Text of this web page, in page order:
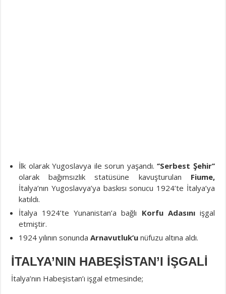
İlk olarak Yugoslavya ile sorun yaşandı.‘’Serbest Şehir’’
olarak bağımsızlık statüsüne kavuşturulan Fiume,
İtalya’nın Yugoslavya’ya baskısı sonucu 1924’te İtalya’ya
katıldı.
İtalya 1924’te Yunanistan’a bağlı Korfu Adasınıişgal
etmiştir.
1924 yılının sonundaArnavutluk’u nüfuzu altına aldı.
İTALYA’NIN HABEŞİSTAN’I İŞGALİ
İtalya’nın Habeşistan’ı işgal etmesinde;